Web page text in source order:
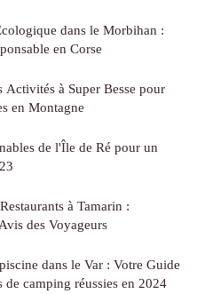
dans le Morbihan :
en Corse
à Super Besse pour
en Montagne
de l'Île de Ré pour un
à Tamarin :
des Voyageurs
dans le Var : Votre Guide
de camping réussies en 2024